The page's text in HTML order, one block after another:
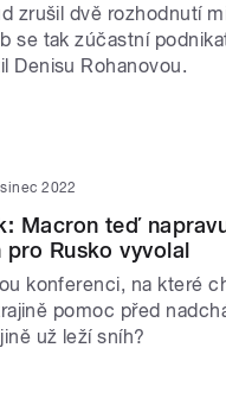
zrušil dvě rozhodnutí
se tak zúčastní
Denisu Rohanovou.
2022
Macron teď
Rusko vyvolal
konferenci, na které
pomoc před
už leží sníh?